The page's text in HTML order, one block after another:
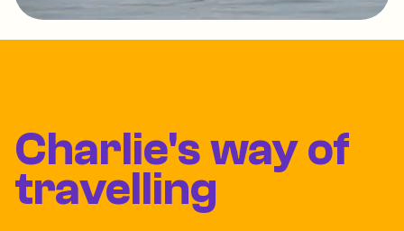
Charlie's way of
travelling